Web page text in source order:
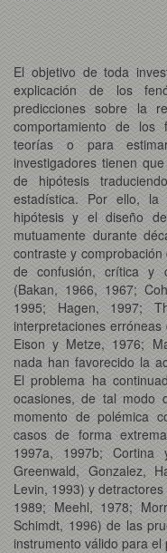
El objetivo de toda
explicación de los
predicciones sobre la
comportamiento de los
teorías o para
investigadores tienen
de hipótesis
estadística. Por ello, la
hipótesis y el diseño
mutuamente durante
contraste y
de confusión, crítica y
(Bakan, 1966, 1967;
1995; Hagen, 1997;
interpretaciones
Eison y Metze, 1976;
nada han favorecido la
El problema ha
ocasiones, de tal modo
momento de polémica
casos de forma
1997a, 1997b;
Greenwald, Gonzalez,
Levin, 1993) y
1989; Meehl, 1978;
Schimdt, 1996) de las
instrumento válido para